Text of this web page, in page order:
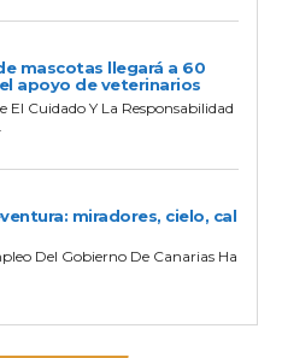
mascotas llegará a 60
apoyo de veterinarios
Cuidado Y La Responsabilidad
miradores, cielo, cal
Del Gobierno De Canarias Ha